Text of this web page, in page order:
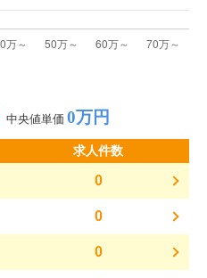
中央値単価 0万円
求人件数
0
0
0